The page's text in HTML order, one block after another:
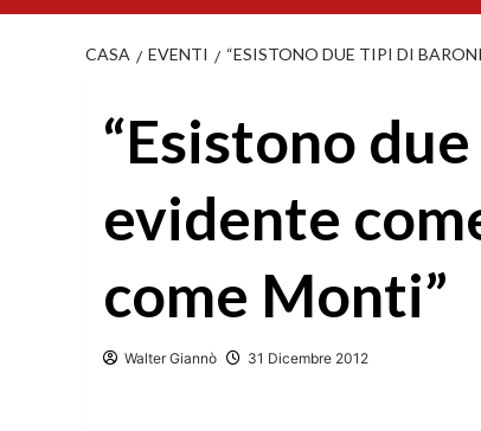
CASA EVENTI “ESISTONO DUE TIPI DI
“Esistono
evidente
come Monti”
Walter Giannò 31 Dicembre 2012